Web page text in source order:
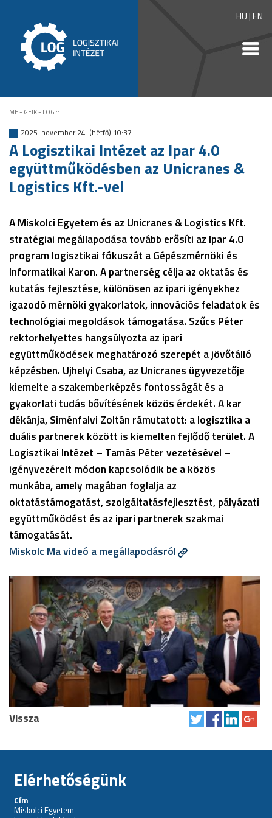
HU|EN
ME - GEIK - LOG ::
2025. november 24. (hétfő) 10:37
A Logisztikai Intézet az Ipar 4.0
együttműködésben az Unicranes &
Logistics Kft.-vel
A Miskolci Egyetem és az Unicranes & Logistics Kft.
stratégiai megállapodása tovább erősíti az Ipar 4.0
program logisztikai fókuszát a Gépészmérnöki és
Informatikai Karon. A partnerség célja az oktatás és
kutatás fejlesztése, különösen az ipari igényekhez
igazodó mérnöki gyakorlatok, innovációs feladatok és
technológiai megoldások támogatása. Szűcs Péter
rektorhelyettes hangsúlyozta az ipari
együttműködések meghatározó szerepét a jövőtálló
képzésben. Ujhelyi Csaba, az Unicranes ügyvezetője
kiemelte a szakemberképzés fontosságát és a
gyakorlati tudás bővítésének közös érdekét. A kar
dékánja, Siménfalvi Zoltán rámutatott: a logisztika a
duális partnerek között is kiemelten fejlődő terület. A
Logisztikai Intézet – Tamás Péter vezetésével –
igényvezérelt módon kapcsolódik be a közös
munkába, amely magában foglalja az
oktatástámogatást, szolgáltatásfejlesztést, pályázati
együttműködést és az ipari partnerek szakmai
támogatását.
Miskolc Ma videó a megállapodásról
Vissza
Elérhetőségünk
Cím
Miskolci Egyetem